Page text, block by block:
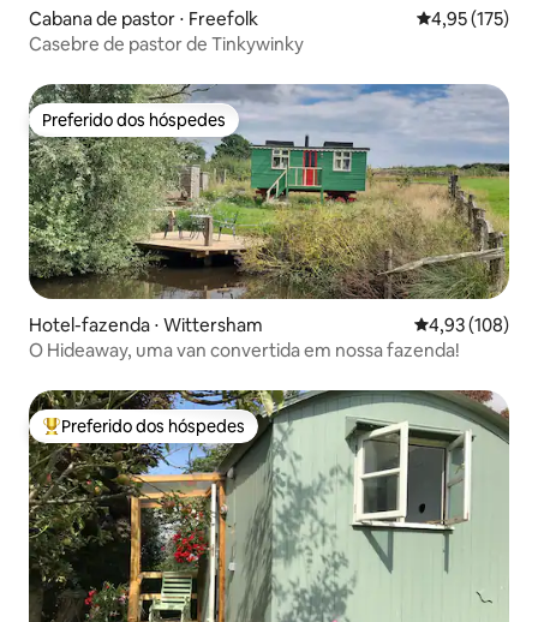
Cabana de pastor ⋅ Freefolk 4,95 de uma
4,95 (175)
Casebre de pastor de Tinkywinky
Preferido dos hóspedes
Preferido dos hóspedes
Hotel-fazenda ⋅ Wittersham 4,93 de uma
4,93 (108)
O Hideaway, uma van convertida em nossa fazenda!
Entre os melhores preferidos dos hóspedes
Preferido dos hóspedes